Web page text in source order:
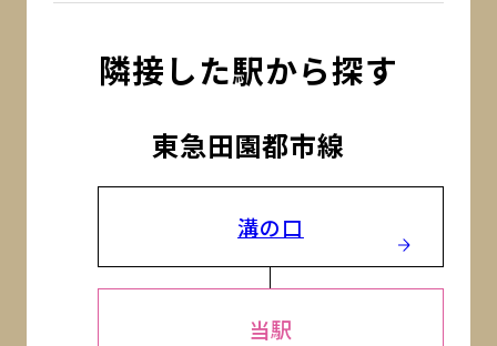
隣接した駅から探す
東急田園都市線
溝の口
当駅